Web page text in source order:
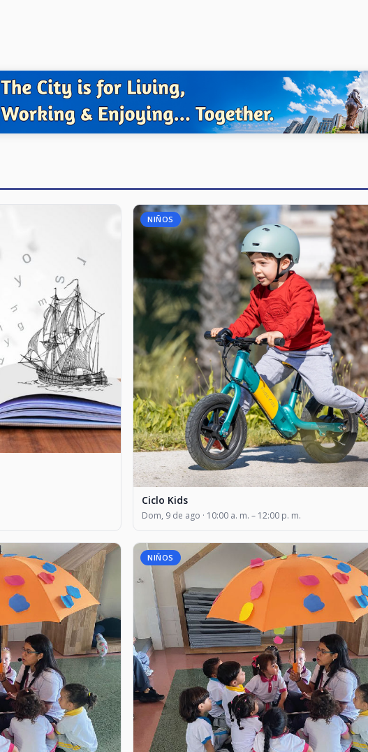
NIÑOS
Ciclo Kids
Dom, 9 de ago · 10:00 a. m. – 12:00 p. m.
NIÑOS